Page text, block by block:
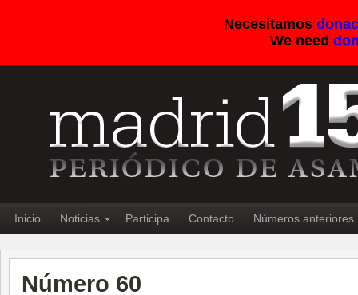
Necesitamos
We need
Inicio Noticias Participa Contacto Números anteriores
Número 60